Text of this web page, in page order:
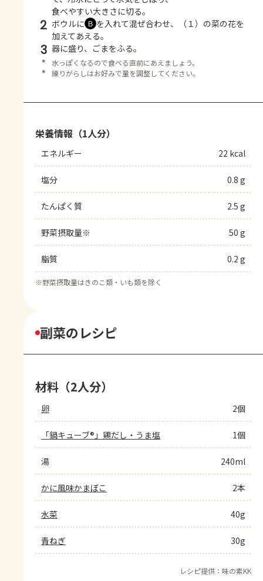
食べやすい大きさに切る。
2 ボウルに Ｂ を入れて混ぜ合わせ、（１）の菜の花を
加えてあえる。
3 器に盛り、ごまをふる。
＊
水っぽくなるので食べる直前にあえましょう。
＊
練りがらしはお好みで量を調整してください。
栄養情報（1人分）
エネルギー 22 kcal
塩分 0.8 g
たんぱく質 2.5 g
野菜摂取量※ 50 g
脂質 0.2 g
※野菜摂取量はきのこ類・いも類を除く
副菜のレシピ
材料（2人分）
卵 2個
「鍋キューブ®」鶏だし・うま塩 1個
湯 240ml
かに風味かまぼこ 2本
水菜 40g
青ねぎ 30g
レシピ提供：味の素KK